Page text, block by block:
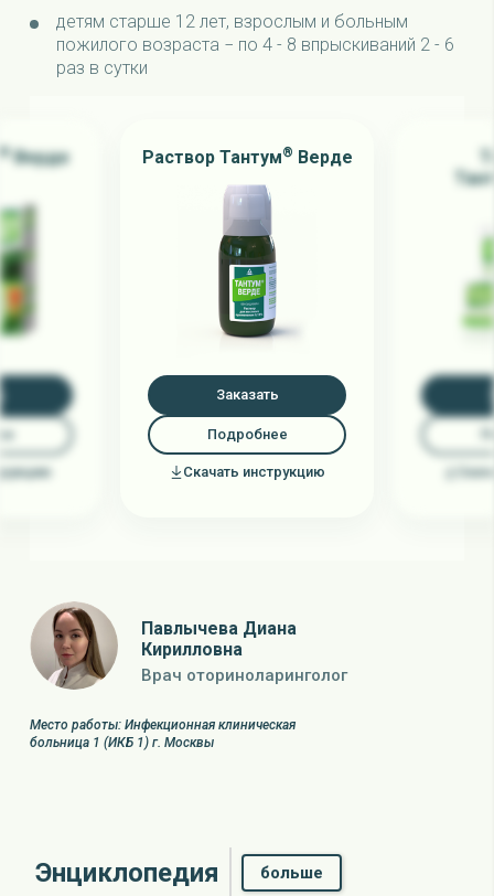
детям старше 12 лет, взрослым и больным
пожилого возраста − по 4 - 8 впрыскиваний 2 - 6
раз в сутки
Верде Раствор Тантум® Верде
Заказать
Подробнее
Скачать инструкцию
Павлычева Диана
Кирилловна
Врач оториноларинголог
Место работы: Инфекционная клиническая
больница 1 (ИКБ 1) г. Москвы
Энциклопедия больше